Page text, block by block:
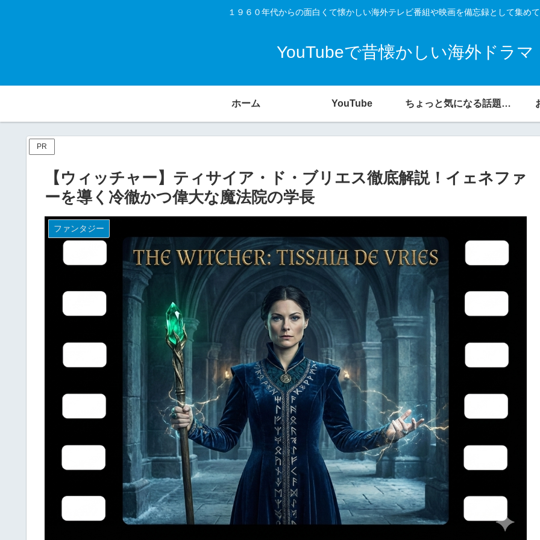
１９６０年代からの面白くて懐かしい海外テレビ番組や映画を備忘録として集め
YouTubeで昔懐かしい海外ドラマ
ホーム YouTube ちょっと気になる話題の宝庫
PR
【ウィッチャー】ティサイア・ド・ブリエス徹底解説！イェネファ
ーを導く冷徹かつ偉大な魔法院の学長
ファンタジー